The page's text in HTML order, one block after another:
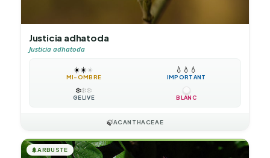
Justicia adhatoda
Justicia adhatoda
☀️☀️☀️
MI-OMBRE
💧 💧 💧
IMPORTANT
❄️❄️❄️
GÉLIVE BLANC
🍃ACANTHACEAE
🌲ARBUSTE